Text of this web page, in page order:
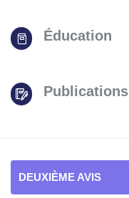
Éducation
Publications
DEUXIÈME AVIS